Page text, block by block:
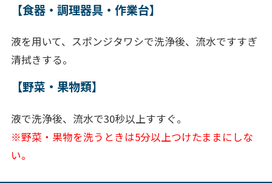
【食器・調理器具・作業台】
液を用いて、スポンジタワシで洗浄後、流水ですすぎ
清拭きする。
【野菜・果物類】
液で洗浄後、流水で30秒以上すすぐ。
※野菜・果物を洗うときは5分以上つけたままにしな
い。